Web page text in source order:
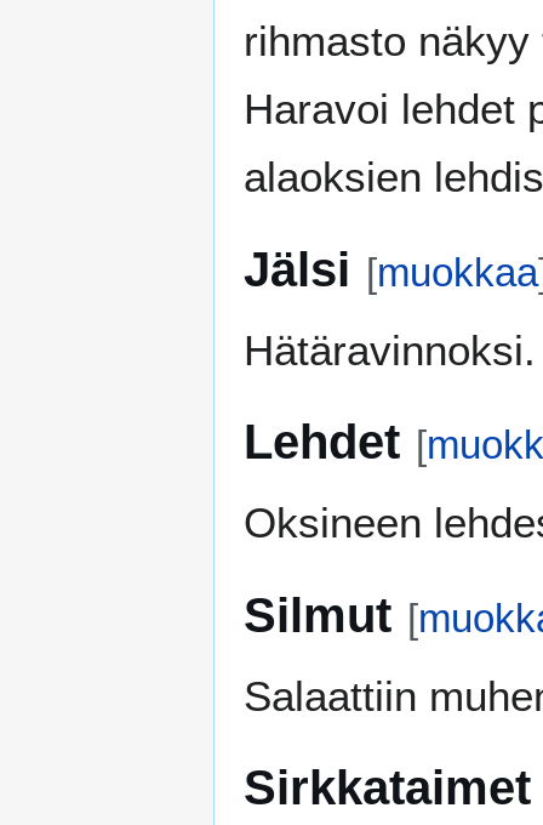
rihmasto
Haravoi lehdet
alaoksien
Jälsi [muokkaa
Hätäravinnoksi.
Lehdet [
Oksineen
Silmut [
Salaattiin
Sirkkataimet